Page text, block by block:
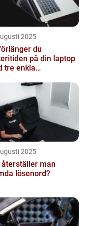
2025
du
på din laptop
tre enkla
2025
återställer man
lösenord?